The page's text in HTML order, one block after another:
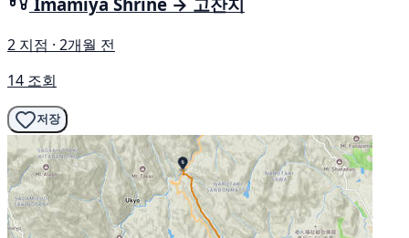
2 지점 · 2개월 전
14 조회
저장